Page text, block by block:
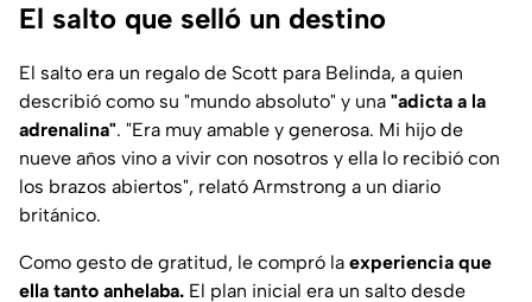
El salto que selló un destino
El salto era un regalo de Scott para Belinda, a quien
describió como su "mundo absoluto" y una "adicta a la
adrenalina". "Era muy amable y generosa. Mi hijo de
nueve años vino a vivir con nosotros y ella lo recibió con
los brazos abiertos", relató Armstrong a un diario
británico.
Como gesto de gratitud, le compró la experiencia que
ella tanto anhelaba. El plan inicial era un salto desde